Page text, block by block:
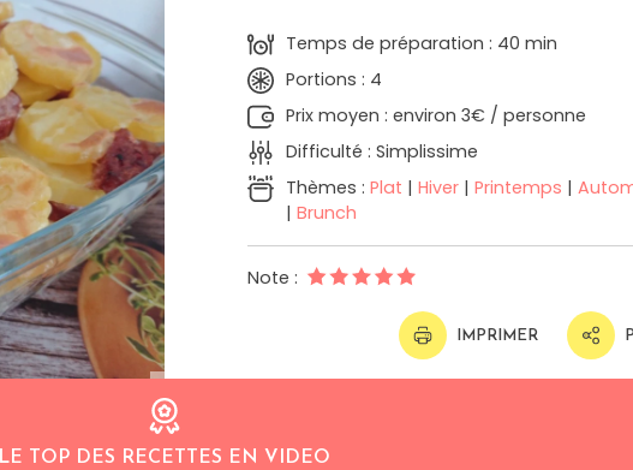
Temps de préparation : 40 min
Portions : 4
Prix moyen : environ 3€ / personne
Difficulté : Simplissime
Thèmes :Plat |Hiver |Printemps |
|Brunch
Note :
IMPRIMER
LE TOP DES RECETTES EN VIDEO